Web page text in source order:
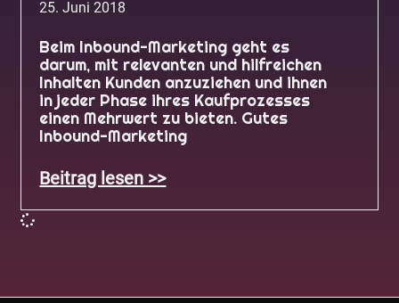
25. Juni 2018
Beim Inbound-Marketing geht es
darum, mit relevanten und hilfreichen
Inhalten Kunden anzuziehen und ihnen
in jeder Phase ihres Kaufprozesses
einen Mehrwert zu bieten. Gutes
Inbound-Marketing
Beitrag lesen >>